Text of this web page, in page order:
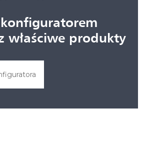
właściwe produkty